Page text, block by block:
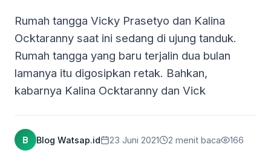
Rumah tangga Vicky Prasetyo dan Kalina
Ocktaranny saat ini sedang di ujung tanduk.
Rumah tangga yang baru terjalin dua bulan
lamanya itu digosipkan retak. Bahkan,
kabarnya Kalina Ocktaranny dan Vick
B Blog Watsap.id 23 Juni 2021 2 menit baca 166